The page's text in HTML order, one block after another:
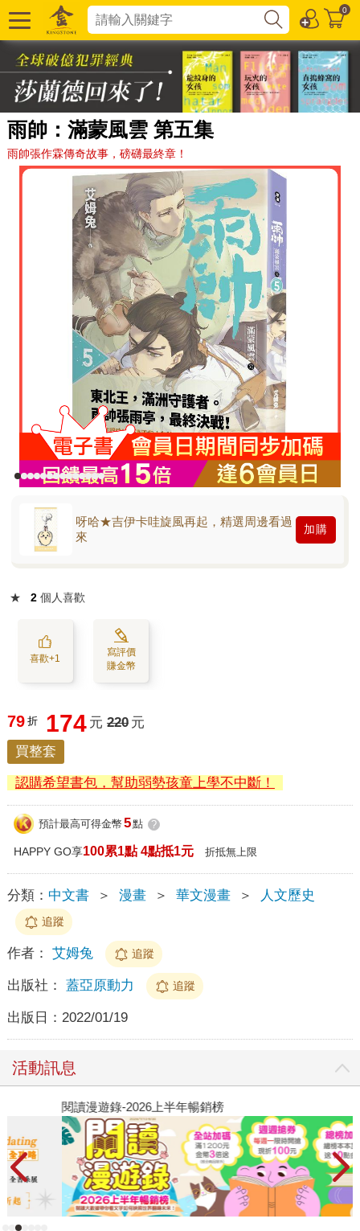
0
雨帥：滿蒙風雲 第五集
雨帥張作霖傳奇故事，磅礴最終章！
呀哈★吉伊卡哇旋風再起，精選周邊看過
來
加購
★ 2 個人喜歡
喜歡+1
寫評價
賺金幣
79 折 174 元 220 元
買整套
認購希望書包，幫助弱勢孩童上學不中斷！
預計最高可得金幣 5點 ?
HAPPY GO享100累1點 4點抵1元 折抵無上限
分類： 中文書 ＞ 漫畫 ＞ 華文漫畫 ＞ 人文歷史
追蹤
作者： 艾姆兔 追蹤
出版社： 蓋亞原動力 追蹤
出版日： 2022/01/19
活動訊息
閱讀漫遊錄-2026上半年暢銷榜